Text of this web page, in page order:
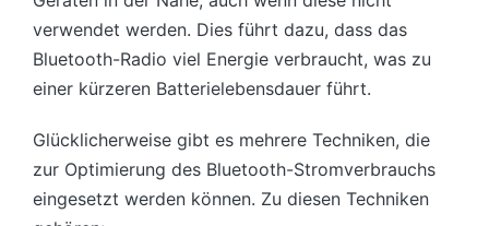
verwendet werden. Dies führt dazu, dass das
Bluetooth-Radio viel Energie verbraucht, was zu
einer kürzeren Batterielebensdauer führt.
Glücklicherweise gibt es mehrere Techniken, die
zur Optimierung des Bluetooth-Stromverbrauchs
eingesetzt werden können. Zu diesen Techniken